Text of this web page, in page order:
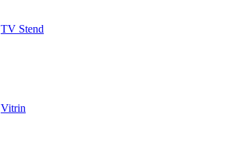
TV Stend
Vitrin